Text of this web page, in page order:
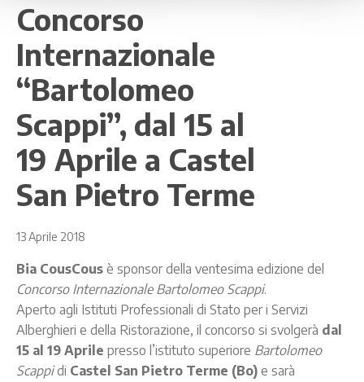
Concorso
Internazionale
“Bartolomeo
Scappi”, dal 15 al
19 Aprile a Castel
San Pietro Terme
13 Aprile 2018
Bia CousCous è sponsor della ventesima edizione del
Concorso Internazionale Bartolomeo Scappi.
Aperto agli Istituti Professionali di Stato per i Servizi
Alberghieri e della Ristorazione, il concorso si svolgerà dal
15 al 19 Aprile presso l’istituto superiore Bartolomeo
Scappidi Castel San Pietro Terme (Bo) e sarà